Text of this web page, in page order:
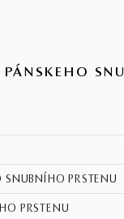
PÁNSKEHO
SNUBNÍHO PRSTENU
PRSTENU